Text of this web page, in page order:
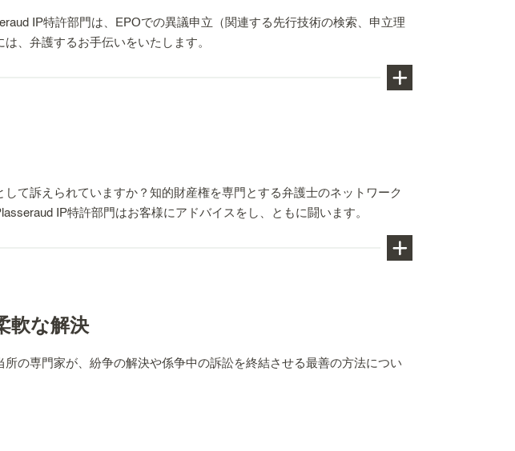
IP特許部門は、EPOでの異議申立（関連する先行技術の検索、申立理
、弁護するお手伝いをいたします。
るよう訓練されています。定期的な口頭審理の経験により、お
て訴えられていますか？知的財産権を専門とする弁護士のネットワーク
IP特許部門はお客様にアドバイスをし、ともに闘います。
許侵害の実施状況を文書化してもらう、または証拠を確保して
証拠を得る上で決定的となることが多いです。当社の弁理士
軟な解決
の専門家が、紛争の解決や係争中の訴訟を終結させる最善の方法につい